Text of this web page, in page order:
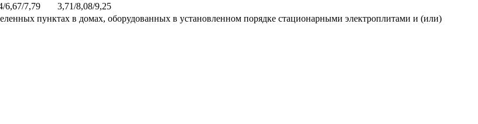
6,67/7,79
3,71/8,08/9,25
пунктах в домах, оборудованных в установленном порядке стационарными электроплитами и (или)